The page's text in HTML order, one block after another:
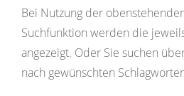
Bei Nutzung der
Suchfunktion werden die
angezeigt. Oder Sie suchen
nach gewünschten